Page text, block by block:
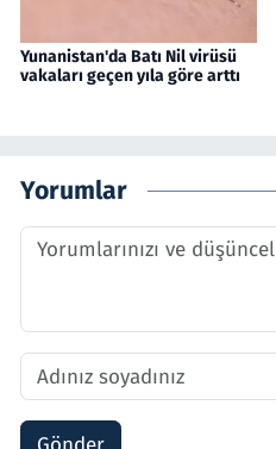
Yunanistan'da Batı Nil virüsü
vakaları geçen yıla göre arttı
Yorumlar